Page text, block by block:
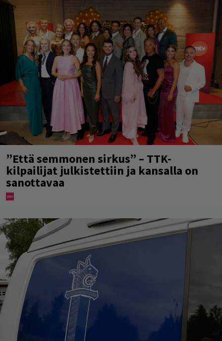
”Että semmonen sirkus” – TTK-
kilpailijat julkistettiin ja kansalla on
sanottavaa